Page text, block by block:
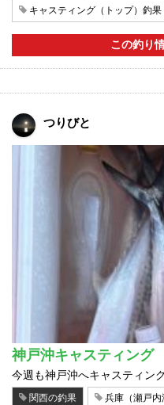
キャスティング（トップ）釣果
この釣り
つりびと
神戸沖キャスティング
今週も神戸沖へキャスティン
関西の釣果 兵庫（瀬戸